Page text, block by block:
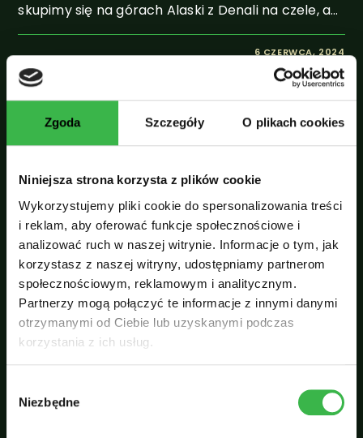
Zgoda Szczegóły O plikach cookies
Niniejsza strona korzysta z plików cookie
Wykorzystujemy pliki cookie do spersonalizowania treści
i reklam, aby oferować funkcje społecznościowe i
analizować ruch w naszej witrynie. Informacje o tym, jak
korzystasz z naszej witryny, udostępniamy partnerom
społecznościowym, reklamowym i analitycznym.
Partnerzy mogą połączyć te informacje z innymi danymi
otrzymanymi od Ciebie lub uzyskanymi podczas
korzystania z ich usług.
Niezbędne
skupimy się na górach Alaski z Denali na czele, a…
6 CZERWCA, 2024
Alaska – Relacja Filmowa Z Miesięcznej
Podróży
Swoją pierwszą podróż na Alaskę odbyłem w maju
2017 roku i trwała niecały miesiąc. W tym czasie
udało mi się zobaczyć spory kawałek stanu i
zarejestrować poczciwym Olympusem trochę
30 MAJA, 2024